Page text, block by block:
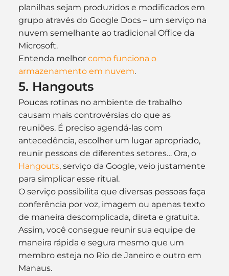
planilhas sejam produzidos e modificados em
grupo através do Google Docs – um serviço na
nuvem semelhante ao tradicional Office da
Microsoft.
Entenda melhor como funciona o
armazenamento em nuvem.
5. Hangouts
Poucas rotinas no ambiente de trabalho
causam mais controvérsias do que as
reuniões. É preciso agendá-las com
antecedência, escolher um lugar apropriado,
reunir pessoas de diferentes setores… Ora, o
Hangouts, serviço da Google, veio justamente
para simplicar esse ritual.
O serviço possibilita que diversas pessoas faça
conferência por voz, imagem ou apenas texto
de maneira descomplicada, direta e gratuita.
Assim, você consegue reunir sua equipe de
maneira rápida e segura mesmo que um
membro esteja no Rio de Janeiro e outro em
Manaus.